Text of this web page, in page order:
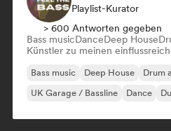
Playlist-Kurator
> 600 Antworten gegeben
Bass musicDanceDeep House
Künstler zu meinen
Bass music Deep House
Drum
UK Garage / Bassline
Dance